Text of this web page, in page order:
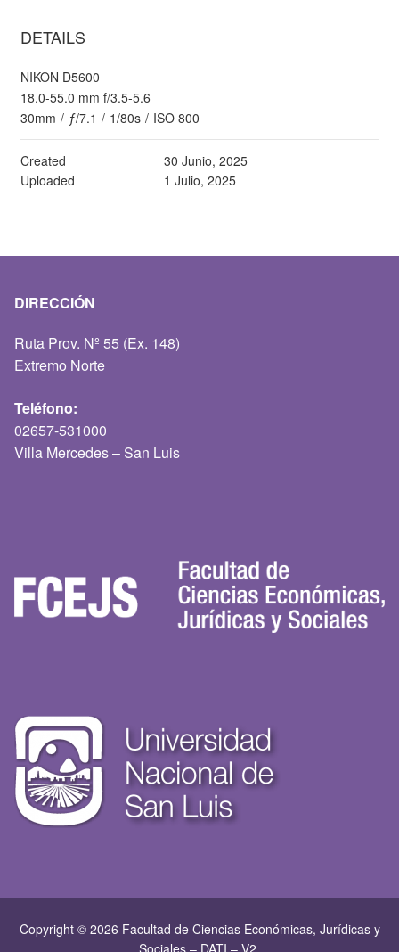
DETAILS
NIKON D5600
18.0-55.0 mm f/3.5-5.6
30mm / ƒ/7.1 / 1/80s / ISO 800
Created
30 Junio, 2025
Uploaded
1 Julio, 2025
DIRECCIÓN
Ruta Prov. Nº 55 (Ex. 148)
Extremo Norte
Teléfono:
02657-531000
Villa Mercedes – San Luis
Copyright © 2026 Facultad de Ciencias Económicas, Jurí­dicas y